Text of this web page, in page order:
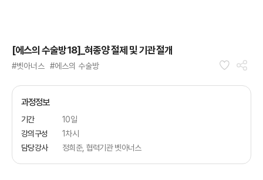
[에스의 수술방18]_혀종양 절제 및 기관절개
#벳아너스 #에스의 수술방
과정정보
기간
10일
강의구성
1차시
담당강사
정희준, 협력기관 벳아너스